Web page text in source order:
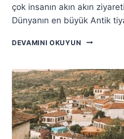
çok insanın akın akın
Dünyanın en büyük Antik
DEVAMINI OKUYUN
SELÇUK`TA